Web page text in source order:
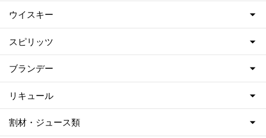
ウイスキー
スピリッツ
ブランデー
リキュール
割材・ジュース類